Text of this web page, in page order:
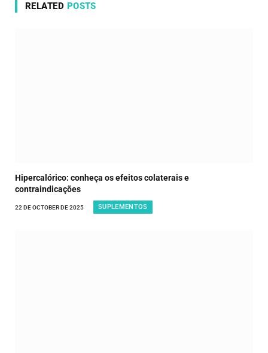
RELATED POSTS
Hipercalórico: conheça os efeitos colaterais e
contraindicações
22 DE OCTOBER DE 2025 SUPLEMENTOS